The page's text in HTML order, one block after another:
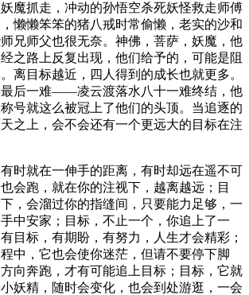
魔抓走，冲动的孙悟空杀死妖怪救走师傅
懒懒笨笨的猪八戒时常偷懒，老实的沙和
兄师父也很无奈。神佛，菩萨，妖魔，他
之路上反复出现，他们给予的，可能是阻
离目标越近，四人得到的成长也就更多。
最后一难——凌云渡落水八十一难终结，他
号就这么被冠上了他们的头顶。当追逐的
之上，会不会还有一个更远大的目标在注
时就在一伸手的距离，有时却远在遥不可
会跑，就在你的注视下，越离越远；目
，会溜过你的指缝间，只要能力足够，一
中安家；目标，不止一个，你追上了一
目标，有期盼，有努力，人生才会精彩；
中，它也会使你迷茫，但请不要停下脚
向奔跑，才有可能追上目标；目标，它就
妖精，随时会变化，也会到处游逛，一会